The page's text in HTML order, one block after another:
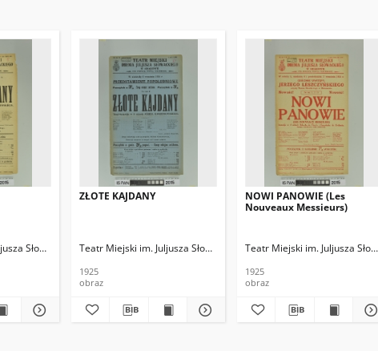
Słowackiego
ZŁOTE KAJDANY
Teatr Miejski im. Juljusza Słowackiego
1925
obraz
NOWI PANOWIE (Les
Nouveaux Messieurs)
Teatr Miejski im. Juljusza
1925
obraz